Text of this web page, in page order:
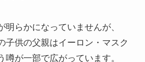
明らかになっていませんが、
子供の父親はイーロン・マスク
噂が一部で広がっています。